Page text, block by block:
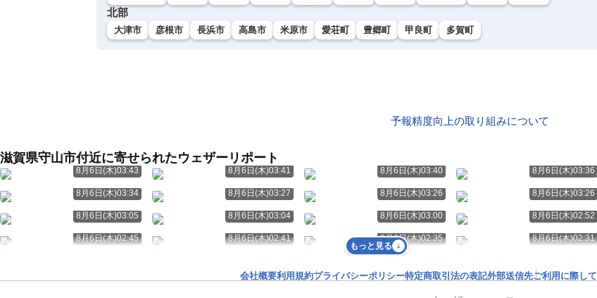
北部
大津市 彦根市 長浜市 高島市 米原市 愛荘町 豊郷町 甲良町 多賀町
予報精度向上の取り組みについて
滋賀県守山市付近に寄せられたウェザーリポート
8月6日(木)03:43 8月6日(木)03:41 8月6日(木)03:40 8月6日(木)03:36
8月6日(木)03:34 8月6日(木)03:27 8月6日(木)03:26 8月6日(木)03:26
8月6日(木)03:05 8月6日(木)03:04 8月6日(木)03:00 8月6日(木)02:52
8月6日(木)02:45 8月6日(木)02:41 8月6日(木)02:35 8月6日(木)02:31
もっと見る
会社概要利用規約プライバシーポリシー特定商取引法の表記外部送信先ご利用に際して